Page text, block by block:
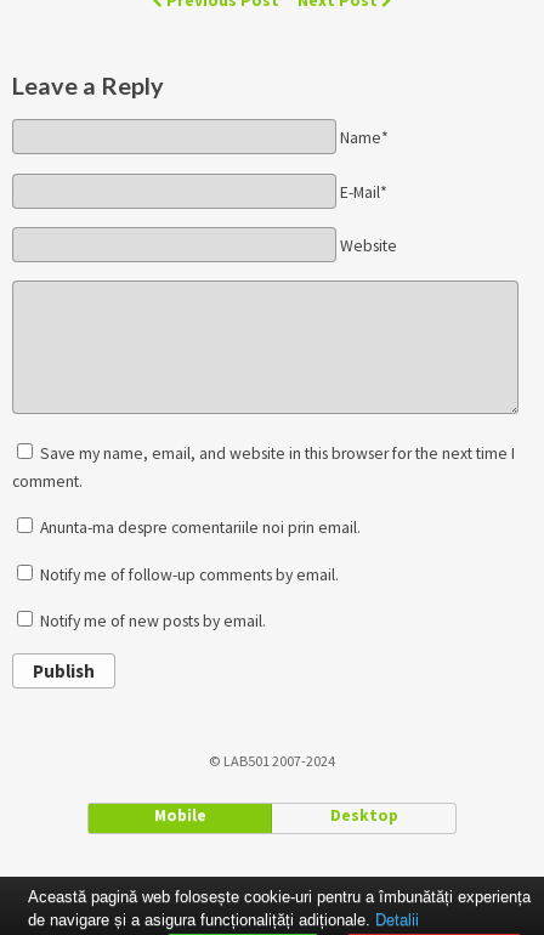
Leave a Reply
Name*
E-Mail*
Website
Save my name, email, and website in this browser for the next time I
comment.
Anunta-ma despre comentariile noi prin email.
Notify me of follow-up comments by email.
Notify me of new posts by email.
Publish
© LAB501 2007-2024
Mobile Desktop
Această pagină web folosește cookie-uri pentru a îmbunătăți experiența
de navigare și a asigura funcționalițăți adiționale. Detalii